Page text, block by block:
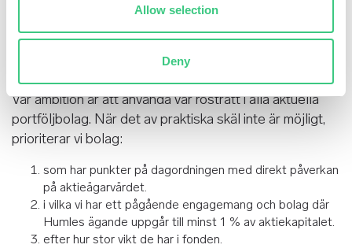
Allow selection
Deny
genererar långsiktigt aktieägarvärde och samtidigt
uppmuntrar bolag till mer ansvarsfullt agerande i miljö-
(in Eng).
Vår ambition är att använda vår rösträtt i alla aktuella
portföljbolag. När det av praktiska skäl inte är möjligt,
prioriterar vi bolag:
som har punkter på dagordningen med direkt påverkan
på aktieägarvärdet.
i vilka vi har ett pågående engagemang och bolag där
Humles ägande uppgår till minst 1 % av aktiekapitalet.
efter hur stor vikt de har i fonden.